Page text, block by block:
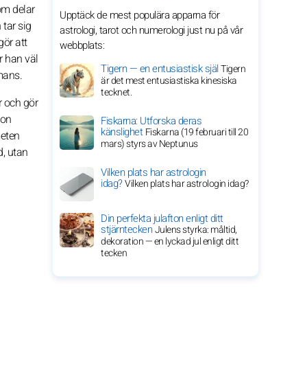
delar
tar sig
att
han väl
och gör
utan
Upptäck de mest populära apparna för
astrologi, tarot och numerologi just nu på vår
webbplats:
Tigern — en entusiastisk själTigern
är det mest entusiastiska kinesiska
tecknet.
Fiskarna: Utforska deras
känslighetFiskarna (19 februari till 20
mars) styrs av Neptunus
Vilken plats har astrologin
idag?Vilken plats har astrologin idag?
Din perfekta julafton enligt ditt
stjärnteckenJulens styrka: måltid,
dekoration — en lyckad jul enligt ditt
tecken